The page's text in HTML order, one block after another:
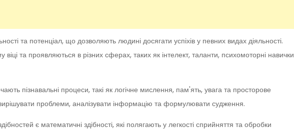
та потенціал, що дозволяють людині досягати успіхів у певних видах діяльності.
та проявляються в різних сферах, таких як інтелект, таланти, психомоторні навички
пізнавальні процеси, такі як логічне мислення, пам'ять, увага та просторове
проблеми, аналізувати інформацію та формулювати судження.
є математичні здібності, які полягають у легкості сприйняття та обробки